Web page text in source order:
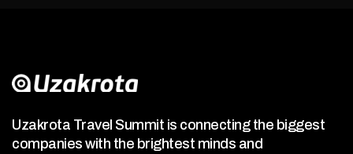
Uzakrota Travel Summit is connecting the biggest
companies with the brightest minds and